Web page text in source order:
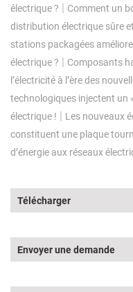
électrique ? | Comment un
distribution électrique sûre
stations packagées
électrique ? | Composants
l’électricité à l’ère des
technologiques injectent un
électrique ! | Les nouveaux
constituent une plaque
d’énergie aux réseaux
Télécharger
Envoyer une demande